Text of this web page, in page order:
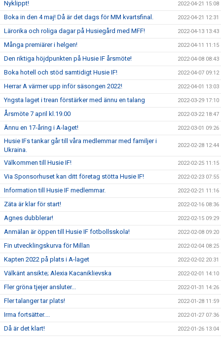
Nyklippt! 2022-04-21 15:08
Boka in den 4 maj! Då är det dags för MM kvartsfinal. 2022-04-21 12:31
Lärorika och roliga dagar på Husiegård med MFF! 2022-04-13 13:43
Många premiärer i helgen! 2022-04-11 11:15
Den riktiga höjdpunkten på Husie IF årsmöte! 2022-04-08 08:43
Boka hotell och stöd samtidigt Husie IF! 2022-04-07 09:12
Herrar A värmer upp inför säsongen 2022! 2022-04-01 13:03
Yngsta laget i trean förstärker med ännu en talang 2022-03-29 17:10
Årsmöte 7 april kl.19.00 2022-03-22 18:47
Ännu en 17-åring i A-laget! 2022-03-01 09:26
Husie IFs tankar går till våra medlemmar med familjer i
Ukraina.
2022-02-28 12:44
Välkommen till Husie IF! 2022-02-25 11:15
Via Sponsorhuset kan ditt företag stötta Husie IF! 2022-02-23 07:55
Information till Husie IF medlemmar. 2022-02-21 11:16
Zäta är klar för start! 2022-02-16 08:36
Agnes dubblerar! 2022-02-15 09:29
Anmälan är öppen till Husie IF fotbollsskola! 2022-02-08 09:20
Fin utvecklingskurva för Millan 2022-02-04 08:25
Kapten 2022 på plats i A-laget 2022-02-02 20:31
Välkänt ansikte; Alexia Kacaniklievska 2022-02-01 14:10
Fler gröna tjejer ansluter... 2022-01-31 14:26
Fler talanger tar plats! 2022-01-28 11:59
Irma fortsätter.... 2022-01-27 07:36
Då är det klart! 2022-01-26 13:04